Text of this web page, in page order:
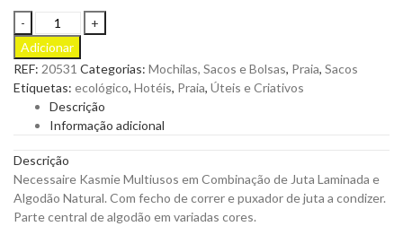
Necessaire
Kasmie
Multiusos
em
Combinação
de
Juta
e
Algodão
Natural
para
Adicionar
REF: 20531 Categorias: Mochilas, Sacos e Bolsas, Praia, Sacos
Etiquetas: ecológico, Hotéis, Praia, Úteis e Criativos
Descrição
Informação adicional
Descrição
Necessaire Kasmie Multiusos em Combinação de Juta Laminada e
Algodão Natural. Com fecho de correr e puxador de juta a condizer.
Parte central de algodão em variadas cores.